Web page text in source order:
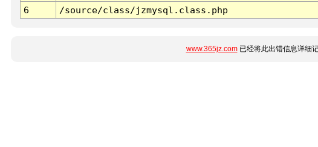
6
/source/class/jzmysql.class.php
www.365jz.com已经将此出错信息详细